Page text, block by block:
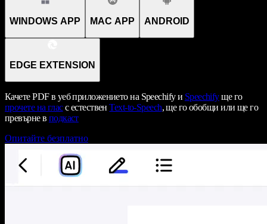
WINDOWS APP MAC APP ANDROID
EDGE EXTENSION
Качете PDF в уеб приложението на Speechify и Speechifyще го
прочете на гласс естественText-to-Speech, ще го обобщи или ще го
превърне в подкаст
Опитайте безплатно